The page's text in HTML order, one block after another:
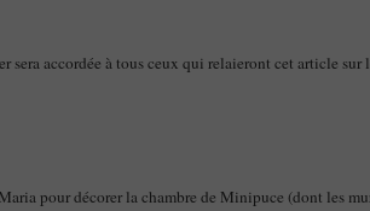
sera accordée à tous ceux qui relaieront cet article
pour décorer la chambre de Minipuce (dont les